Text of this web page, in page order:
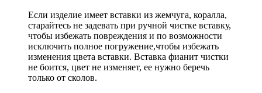
Если изделие имеет вставки из жемчуга, коралла,
старайтесь не задевать при ручной чистке вставку,
чтобы избежать повреждения и по возможности
исключить полное погружение,чтобы избежать
изменения цвета вставки. Вставка фианит чистки
не боится, цвет не изменяет, ее нужно беречь
только от сколов.